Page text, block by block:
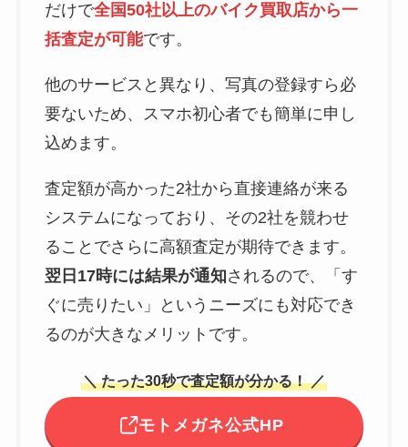
だけで全国50社以上のバイク買取店から一
括査定が可能です。
他のサービスと異なり、写真の登録すら必
要ないため、スマホ初心者でも簡単に申し
込めます。
査定額が高かった2社から直接連絡が来る
システムになっており、その2社を競わせ
ることでさらに高額査定が期待できます。
翌日17時には結果が通知されるので、「す
ぐに売りたい」というニーズにも対応でき
るのが大きなメリットです。
＼ たった30秒で査定額が分かる！ ／
モトメガネ公式HP